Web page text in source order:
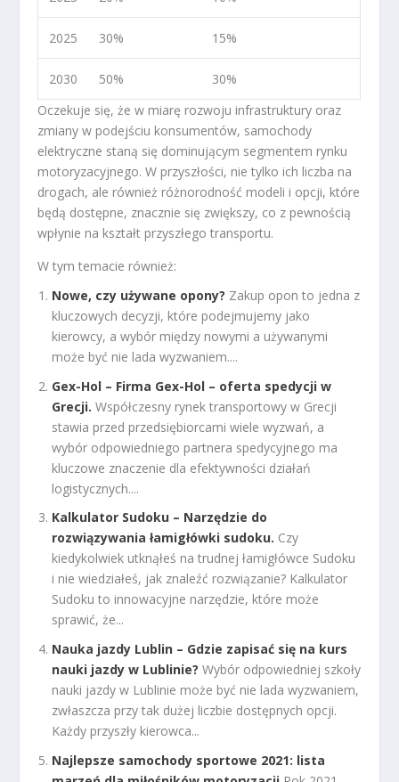
2025 30% 15%
2030 50%
30%
Oczekuje się, że w miarę rozwoju infrastruktury oraz
zmiany w podejściu konsumentów, samochody
elektryczne staną się dominującym segmentem rynku
motoryzacyjnego. W przyszłości, nie tylko ich liczba na
drogach, ale również różnorodność modeli i opcji, które
będą dostępne, znacznie się zwiększy, co z pewnością
wpłynie na kształt przyszłego transportu.
W tym temacie również:
Nowe, czy używane opony? Zakup opon to jedna z
kluczowych decyzji, które podejmujemy jako
kierowcy, a wybór między nowymi a używanymi
może być nie lada wyzwaniem....
Gex-Hol – Firma Gex-Hol – oferta spedycji w
Grecji. Współczesny rynek transportowy w Grecji
stawia przed przedsiębiorcami wiele wyzwań, a
wybór odpowiedniego partnera spedycyjnego ma
kluczowe znaczenie dla efektywności działań
logistycznych....
Kalkulator Sudoku – Narzędzie do
rozwiązywania łamigłówki sudoku. Czy
kiedykolwiek utknąłeś na trudnej łamigłówce Sudoku
i nie wiedziałeś, jak znaleźć rozwiązanie? Kalkulator
Sudoku to innowacyjne narzędzie, które może
sprawić, że...
Nauka jazdy Lublin – Gdzie zapisać się na kurs
nauki jazdy w Lublinie? Wybór odpowiedniej szkoły
nauki jazdy w Lublinie może być nie lada wyzwaniem,
zwłaszcza przy tak dużej liczbie dostępnych opcji.
Każdy przyszły kierowca...
Najlepsze samochody sportowe 2021: lista